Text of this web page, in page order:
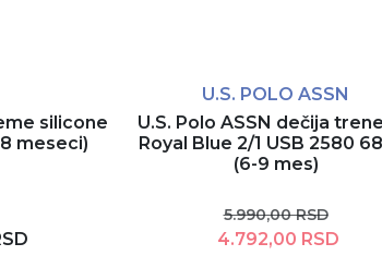
silicone
meseci)
U.S. POLO ASSN
U.S. Polo ASSN dečija
Royal Blue 2/1 USB 2580
(6-9 mes)
5.990,00 RSD
4.792,00 RSD